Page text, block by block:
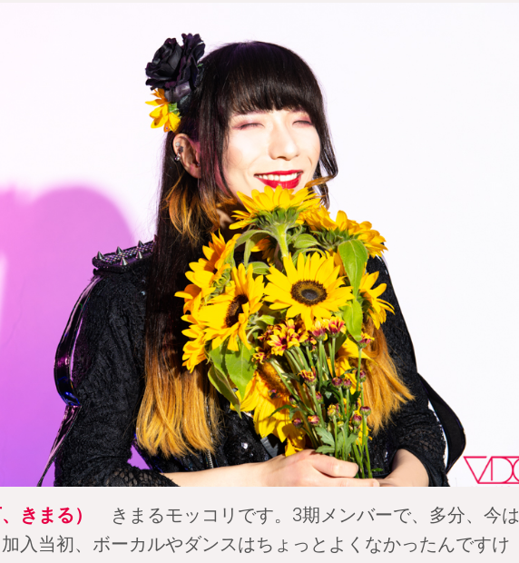
きまる）
きまるモッコリです。3期メンバーで、多分、今は
入当初、ボーカルやダンスはちょっとよくなかったんですけ